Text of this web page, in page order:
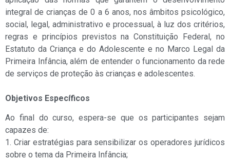
integral de crianças de 0 a 6 anos, nos âmbitos psicológico,
social, legal, administrativo e processual, à luz dos critérios,
regras e princípios previstos na Constituição Federal, no
Estatuto da Criança e do Adolescente e no Marco Legal da
Primeira Infância, além de entender o funcionamento da rede
de serviços de proteção às crianças e adolescentes.
Objetivos Específicos
Ao final do curso, espera-se que os participantes sejam
capazes de:
1. Criar estratégias para sensibilizar os operadores jurídicos
sobre o tema da Primeira Infância;